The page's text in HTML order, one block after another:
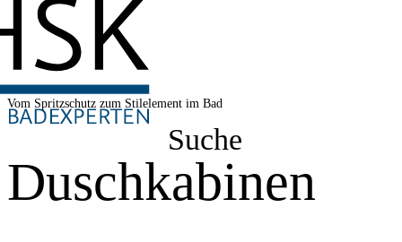
Suche
Vom Spritzschutz zum Stilelement im Bad
Duschkabinen